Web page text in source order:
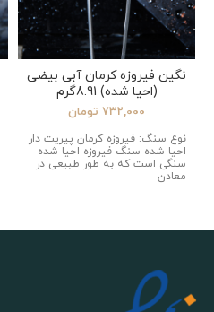
نگین فیروزه کرمان آبی بیضی
(احیا شده) 8.91گرم
732,000 تومان
نوع سنگ: فیروزه کرمان پیریت دار
احیا شده سنگ فیروزه احیا شده
سنگی است که به طور طبیعی در
معادن